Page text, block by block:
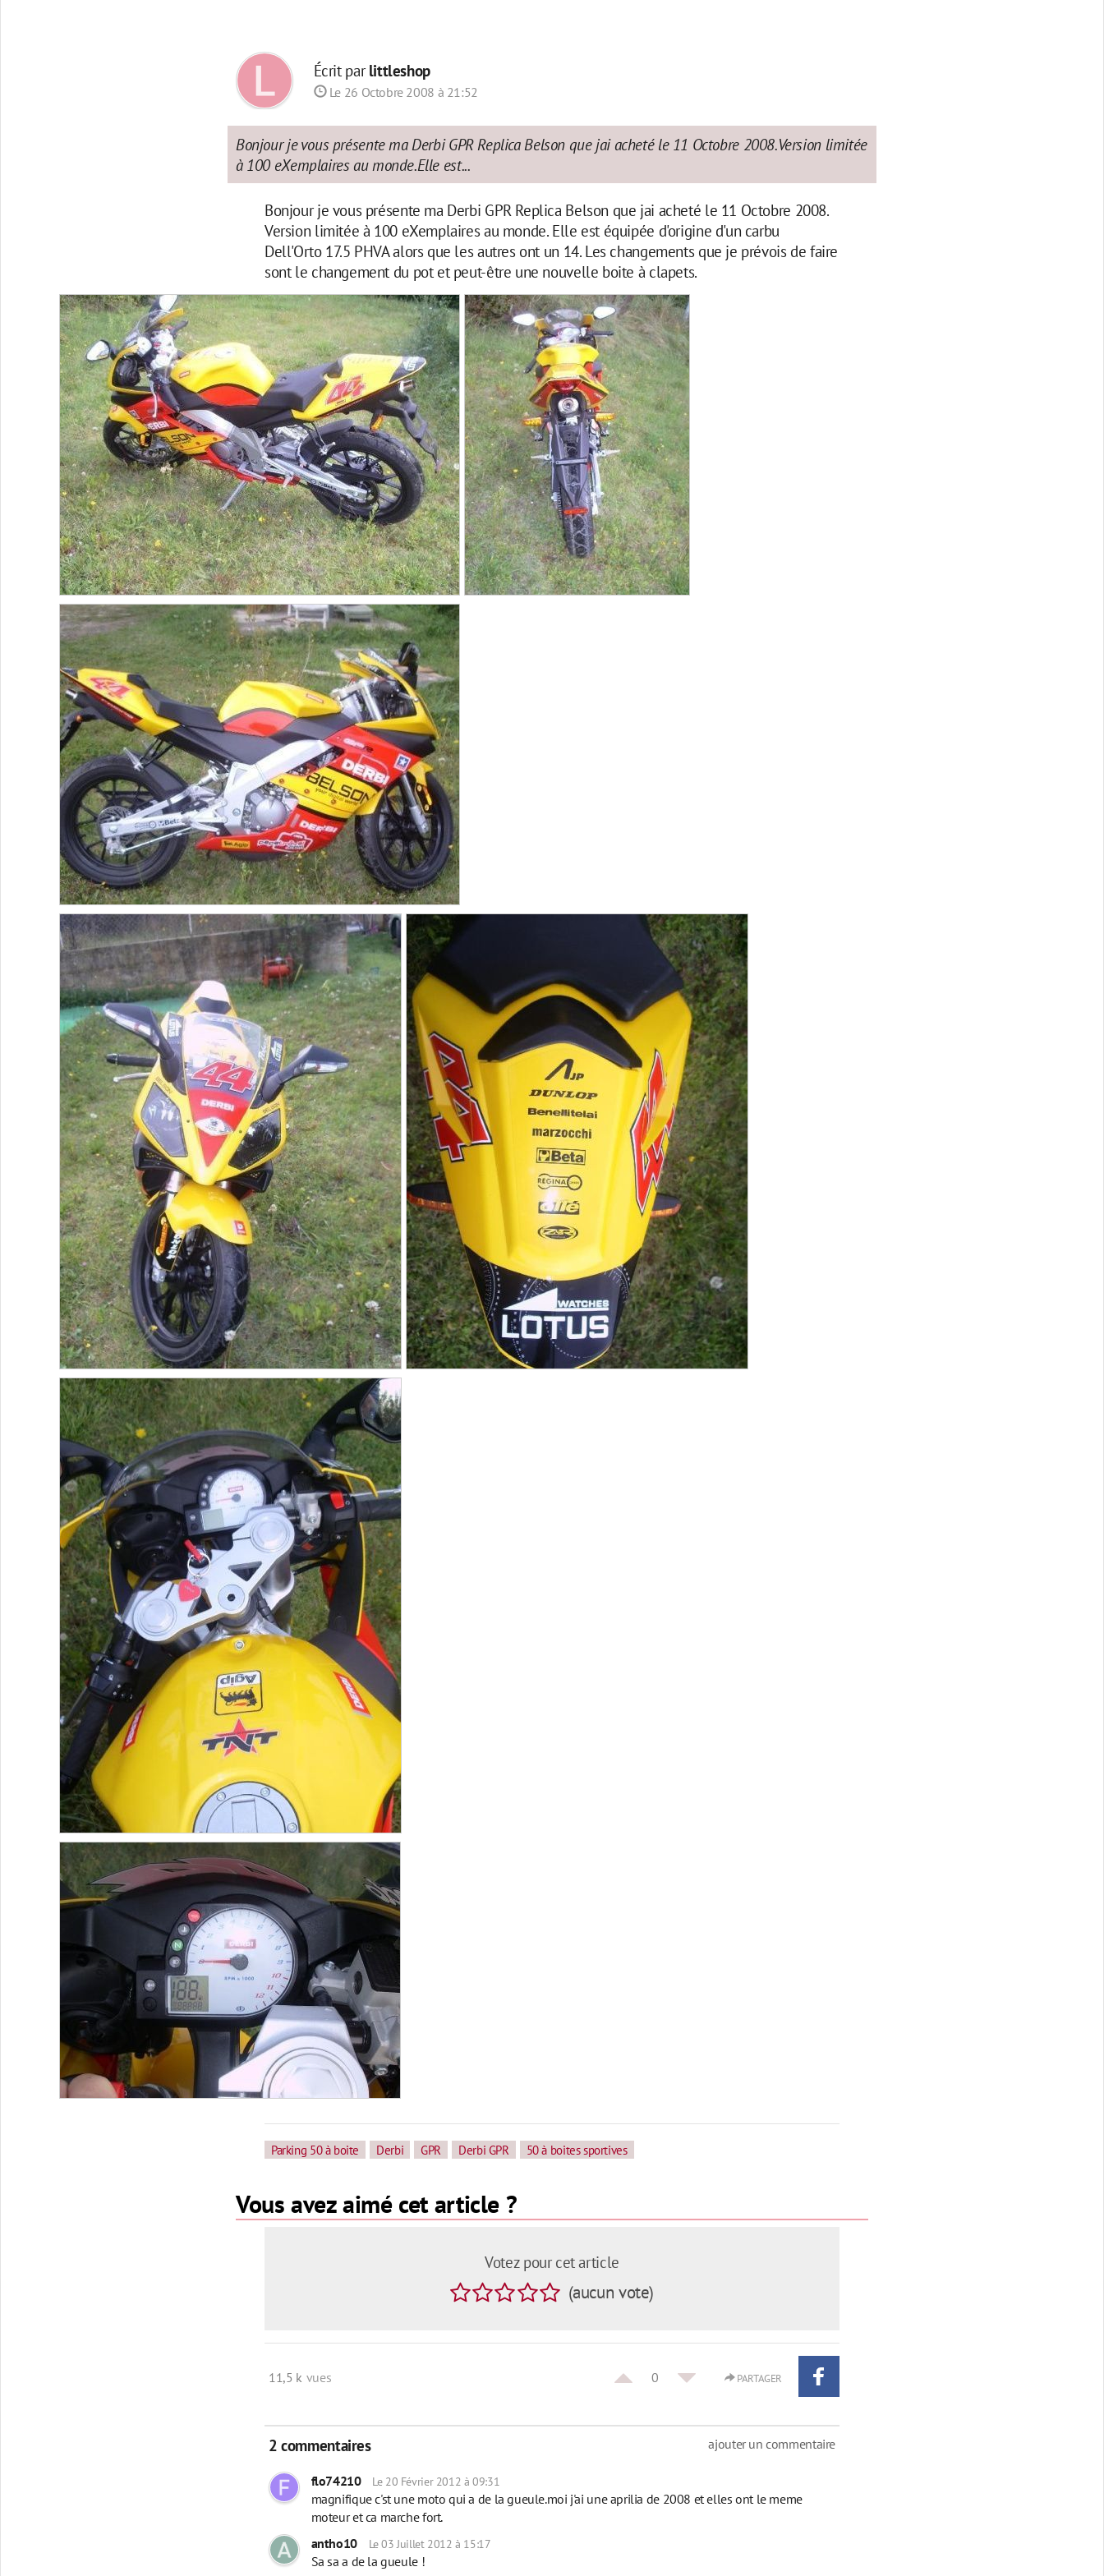
Écrit parlittleshop
Le 26 Octobre 2008 à 21:52
Bonjour je vous présente ma Derbi GPR Replica Belson que jai acheté le 11 Octobre 2008.Version limitée
à 100 eXemplaires au monde.Elle est...
Bonjour je vous présente ma Derbi GPR Replica Belson que jai acheté le 11 Octobre 2008.
Version limitée à 100 eXemplaires au monde. Elle est équipée d'origine d'un carbu
Dell'Orto 17.5 PHVA alors que les autres ont un 14. Les changements que je prévois de faire
sont le changement du pot et peut-être une nouvelle boite à clapets.
Parking 50 à boite Derbi GPR Derbi GPR 50 à boites sportives
Vous avez aimé cet article ?
Votez pour cet article
(aucun vote)
11,5 k vues 0 PARTAGER
2 commentaires ajouter un commentaire
flo74210 Le 20 Février 2012 à 09:31
magnifique c'st une moto qui a de la gueule.moi j'ai une aprilia de 2008 et elles ont le meme
moteur et ca marche fort.
antho10
Le 03 Juillet 2012 à 15:17
Sa sa a de la gueule !